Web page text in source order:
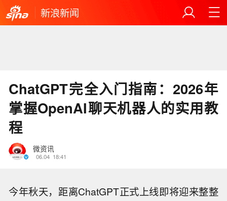
新浪新闻
ChatGPT完全入门指南：2026年
掌握OpenAI聊天机器人的实用教
程
微资讯
06.04 18:41
今年秋天，距离ChatGPT正式上线即将迎来整整